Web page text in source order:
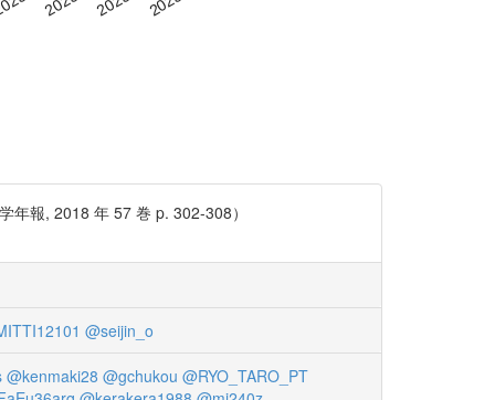
報, 2018 年 57 巻 p. 302-308）
@seijin_o
@kenmaki28 @gchukou @RYO_TARO_PT